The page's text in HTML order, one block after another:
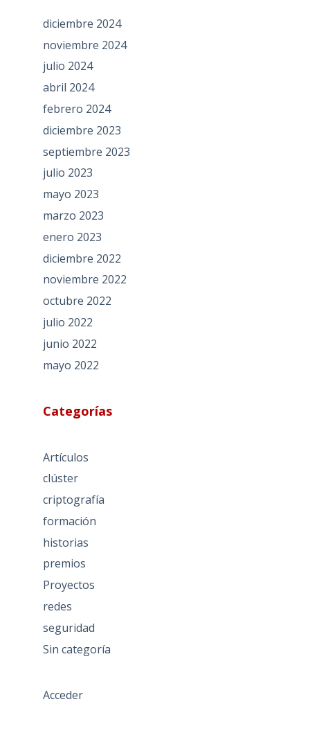
diciembre 2024
noviembre 2024
julio 2024
abril 2024
febrero 2024
diciembre 2023
septiembre 2023
julio 2023
mayo 2023
marzo 2023
enero 2023
diciembre 2022
noviembre 2022
octubre 2022
julio 2022
junio 2022
mayo 2022
Categorías
Artículos
clúster
criptografía
formación
historias
premios
Proyectos
redes
seguridad
Sin categoría
Acceder